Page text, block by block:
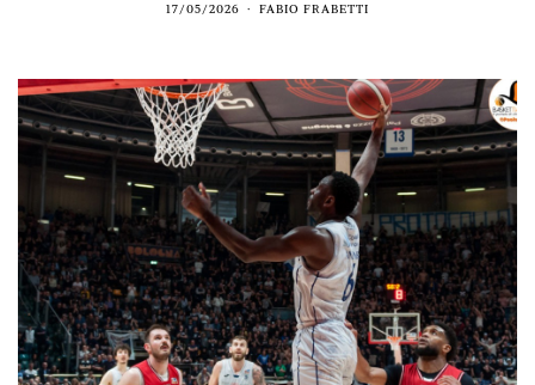
17/05/2026 FABIO FRABETTI